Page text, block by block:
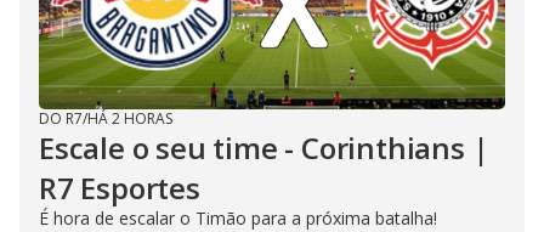
DO R7/HÁ 2 HORAS
Escale o seu time - Corinthians |
R7 Esportes
É hora de escalar o Timão para a próxima batalha!